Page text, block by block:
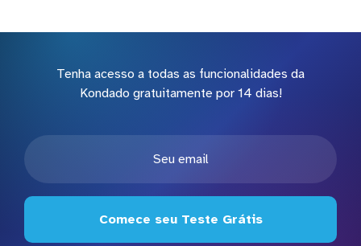
Tenha acesso a todas as funcionalidades da
Kondado gratuitamente por 14 dias!
Comece seu Teste Grátis